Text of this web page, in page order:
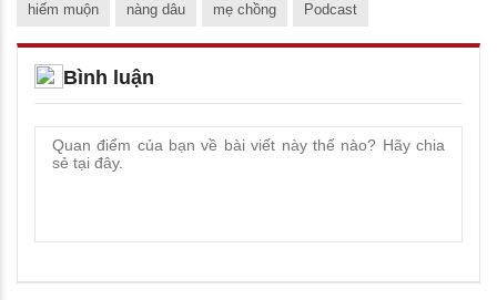
hiếm muộn nàng dâu mẹ chồng Podcast
Bình luận